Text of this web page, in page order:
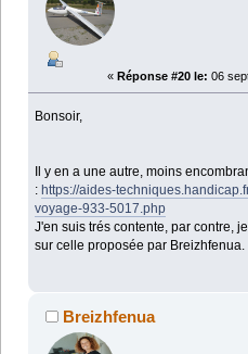
« Réponse #20 le: 06
Bonsoir,
Il y en a une autre, moins
:https://aides-
voyage-933-5017.php
J'en suis trés contente, par contre,
sur celle proposée par Breizhfenua.
Breizhfenua